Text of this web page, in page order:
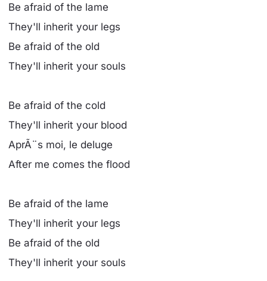
Be afraid of the lame
They'll inherit your legs
Be afraid of the old
They'll inherit your souls
Be afraid of the cold
They'll inherit your blood
AprÃ¨s moi, le deluge
After me comes the flood
Be afraid of the lame
They'll inherit your legs
Be afraid of the old
They'll inherit your souls